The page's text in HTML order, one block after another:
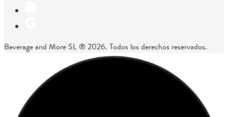
Beverage and More SL ® 2026. Todos los derechos reservados.